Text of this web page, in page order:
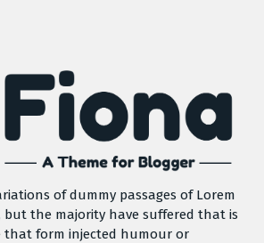
of dummy passages of Lorem
but the majority have suffered that is
that form injected humour or